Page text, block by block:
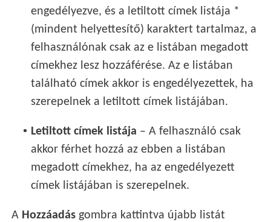
engedélyezve, és a letiltott címek listája *
(mindent helyettesítő) karaktert tartalmaz, a
felhasználónak csak az e listában megadott
címekhez lesz hozzáférése. Az e listában
található címek akkor is engedélyezettek, ha
szerepelnek a letiltott címek listájában.
• Letiltott címek listája – A felhasználó csak
akkor férhet hozzá az ebben a listában
megadott címekhez, ha az engedélyezett
címek listájában is szerepelnek.
A Hozzáadás gombra kattintva újabb listát